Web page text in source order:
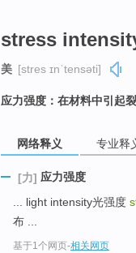
stress
美 [stres ɪnˈtensəti]
应力强度：在材料中引起
网络释义 专业释
[力] 应力强度
... light intensity光强度
布 ...
基于1个网页-相关网页